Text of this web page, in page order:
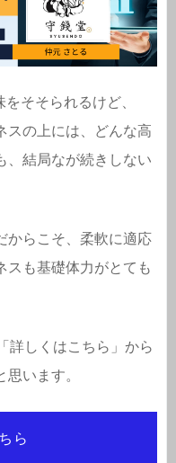
そそられるけど、
スの上には、どんな高
、結局なが続きしない
からこそ、柔軟に適応
スも基礎体力がとても
詳しくはこちら」から
います。
ら